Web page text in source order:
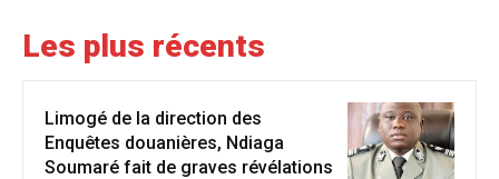
Les plus récents
Limogé de la direction des
Enquêtes douanières, Ndiaga
Soumaré fait de graves révélations